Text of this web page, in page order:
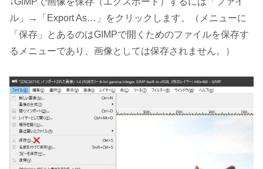
ル」→「Export As…」をクリックします。（メニューに
「保存」とあるのはGIMPで開くためのファイルを保存す
るメニューであり、画像としては保存されません。）